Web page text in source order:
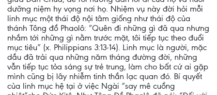
dưỡng niệm hy vọng nơi họ. Nhiệm vụ này đời hỏi mỗi
linh mục một thái độ nội tâm giống như thái độ của
thánh Tông đồ Phaolô: “Quên đi những gì đã qua nhưng
nhắm tới những gì nằm trước mặt, tôi tiếp tục theo đuổi
mục tiêu” (x. Philippians 3:13-14). Linh mục là người, mặc
dầu đã trải qua những năm tháng đường đời, những
vẫn tiếp tục tỏa sáng sự trẻ trung, làm cho bất cứ ai gặp
mình cũng bị lây nhiễm tinh thần lạc quan đó. Bí quyết
của linh mục hệ tại ở việc Ngài “say mê cuồng